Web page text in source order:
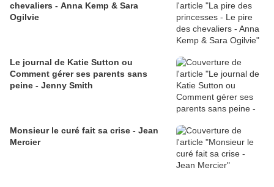
chevaliers - Anna Kemp & Sara
Ogilvie
Le journal de Katie Sutton ou
Comment gérer ses parents sans
peine - Jenny Smith
Monsieur le curé fait sa crise - Jean
Mercier